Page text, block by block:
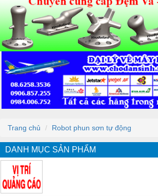
Trang chủ Robot phun sơn tự động
DANH MỤC SẢN PHẨM